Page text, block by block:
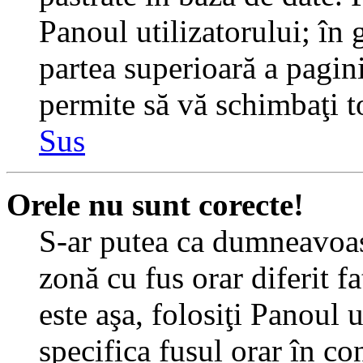
Panoul utilizatorului; în
partea superioară a
permite să vă schimbaţi
Sus
Orele nu sunt corecte!
S-ar putea ca
zonă cu fus orar diferit
este aşa, folosiţi Panoul
specifica fusul orar în